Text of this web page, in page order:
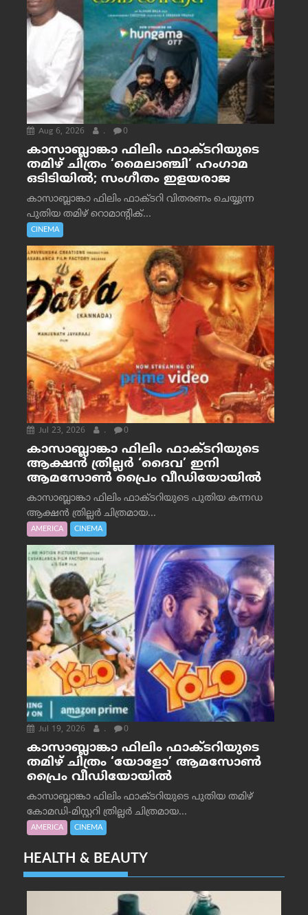
Aug 6, 2026 . 0
കാസാബ്ലാങ്കാ ഫിലിം ഫാക്ടറിയുടെ
തമിഴ് ചിത്രം ‘മൈലാഞ്ചി’ ഹംഗാമ
ഒടിടിയിൽ; സംഗീതം ഇളയരാജ
കാസാബ്ലാങ്കാ ഫിലിം ഫാക്ടറി വിതരണം ചെയ്യുന്ന
പുതിയ തമിഴ് റൊമാന്റിക്...
CINEMA
Jul 23, 2026 . 0
കാസാബ്ലാങ്കാ ഫിലിം ഫാക്ടറിയുടെ
ആക്ഷൻ ത്രില്ലർ ‘ദൈവ’ ഇനി
ആമസോൺ പ്രൈം വീഡിയോയിൽ
കാസാബ്ലാങ്കാ ഫിലിം ഫാക്ടറിയുടെ പുതിയ കന്നഡ
ആക്ഷൻ ത്രില്ലർ ചിത്രമായ...
AMERICA CINEMA
Jul 19, 2026 . 0
കാസാബ്ലാങ്കാ ഫിലിം ഫാക്ടറിയുടെ
തമിഴ് ചിത്രം ‘യോളോ’ ആമസോൺ
പ്രൈം വീഡിയോയിൽ
കാസാബ്ലാങ്കാ ഫിലിം ഫാക്ടറിയുടെ പുതിയ തമിഴ്
കോമഡി-മിസ്റ്ററി ത്രില്ലർ ചിത്രമായ...
AMERICA CINEMA
HEALTH & BEAUTY